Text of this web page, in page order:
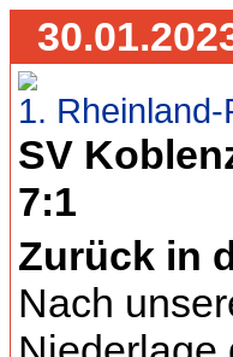
1.
SV
7:1
Zurück in
Nach